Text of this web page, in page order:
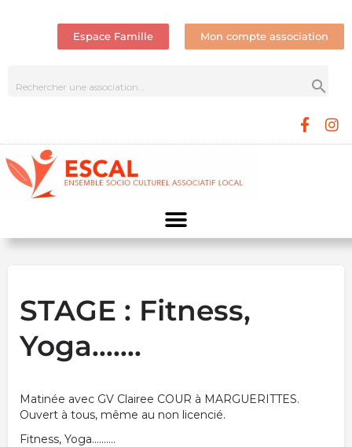
Espace Famille Mon compte association
STAGE : Fitness,
Yoga…….
Matinée avec GV Clairee COUR à MARGUERITTES.
Ouvert à tous, même au non licencié.
Fitness, Yoga……….